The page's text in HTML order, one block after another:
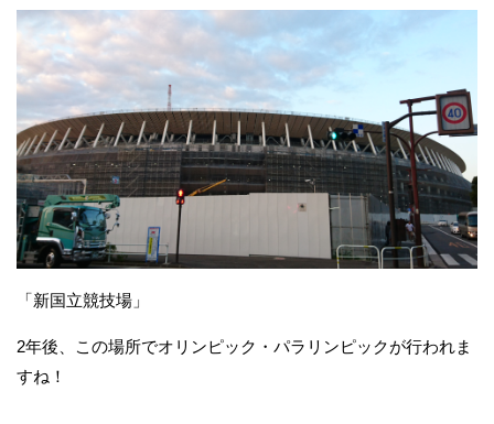
「新国立競技場」
2年後、この場所でオリンピック・パラリンピックが行われま
すね！